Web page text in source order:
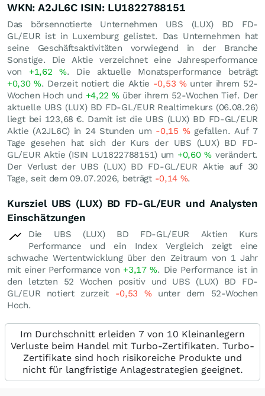
WKN: A2JL6C ISIN: LU1822788151
Das börsennotierte Unternehmen UBS (LUX) BD FD-
GL/EUR ist in Luxemburg gelistet. Das Unternehmen hat
seine Geschäftsaktivitäten vorwiegend in der Branche
Sonstige. Die Aktie verzeichnet eine Jahresperformance
von +1,62%. Die aktuelle Monatsperformance beträgt
+0,30%. Derzeit notiert die Aktie -0,53 %unter ihrem 52-
Wochen Hoch und +4,22%über ihrem 52-Wochen Tief. Der
aktuelle UBS (LUX) BD FD-GL/EUR Realtimekurs (06.08.26)
liegt bei 123,68 €. Damit ist die UBS (LUX) BD FD-GL/EUR
Aktie (A2JL6C) in 24 Stunden um -0,15 %gefallen. Auf 7
Tage gesehen hat sich der Kurs der UBS (LUX) BD FD-
GL/EUR Aktie (ISIN LU1822788151) um +0,60% verändert.
Der Verlust der UBS (LUX) BD FD-GL/EUR Aktie auf 30
Tage, seit dem 09.07.2026, beträgt -0,14 %.
Kursziel UBS (LUX) BD FD-GL/EUR und Analysten
Einschätzungen
Die UBS (LUX) BD FD-GL/EUR Aktien Kurs
Performance und ein Index Vergleich zeigt eine
schwache Wertentwicklung über den Zeitraum von 1 Jahr
mit einer Performance von +3,17%. Die Performance ist in
den letzten 52 Wochen positiv und UBS (LUX) BD FD-
GL/EUR notiert zurzeit -0,53 %unter dem 52-Wochen
Hoch.
Im Durchschnitt erleiden 7 von 10 Kleinanlegern
Verluste beim Handel mit Turbo-Zertifikaten. Turbo-
Zertifikate sind hoch risikoreiche Produkte und
nicht für langfristige Anlagestrategien geeignet.